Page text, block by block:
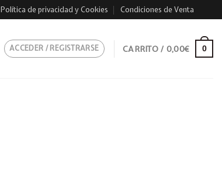
Política de privacidad y Cookies Condiciones de Venta
ACCEDER / REGISTRARSE CARRITO / 0,00€ 0